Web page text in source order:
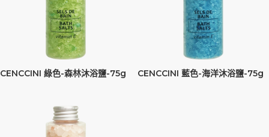
CENCCINI 綠色-森林沐浴鹽-75g CENCCINI 藍色-海洋沐浴鹽-75g